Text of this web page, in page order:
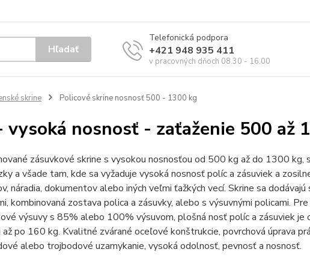
Hľadať
Telefonická podpora
+421 948 935 411
v pracovných dňoch 08.30 - 16.00
skrine Policové skrine nosnosť 500 - 1300 kg
vysoká nosnosť - zaťaženie 500 až
zásuvkové skrine s vysokou nosnosťou od 500 kg až do 1300 kg,
a všade tam, kde sa vyžaduje vysoká nosnosť políc a zásuviek a
náradia, dokumentov alebo iných veľmi ťažkých vecí. Skrine sa
kombinovaná zostava polica a zásuvky, alebo s výsuvnými policami.
výsuvy s 85% alebo 100% výsuvom, plošná nosť políc a zásuviek je
po 160 kg. Kvalitné zvárané oceľové konštrukcie, povrchová úprava
alebo trojbodové uzamykanie, vysoká odolnosť, pevnosť a nosnosť.